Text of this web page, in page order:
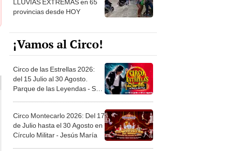
LLUVIAS EXTREMAS en 65
provincias desde HOY
¡Vamos al Circo!
Circo de las Estrellas 2026:
del 15 Julio al 30 Agosto.
Parque de las Leyendas - San
Circo Montecarlo 2026: Del 17
de Julio hasta el 30 Agosto en
Círculo Militar - Jesús María